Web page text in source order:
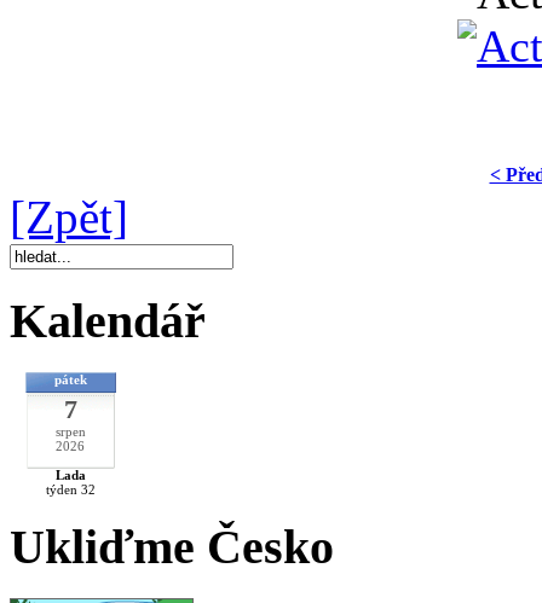
<
[Zpět]
Kalendář
pátek
7
srpen
2026
Lada
týden 32
Ukliďme Česko